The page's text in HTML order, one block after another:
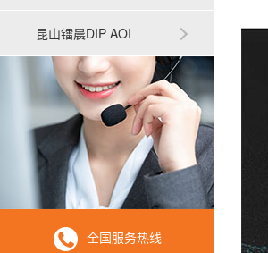
昆山镭晨DIP AOI
全国服务热线